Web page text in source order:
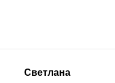
Светлана